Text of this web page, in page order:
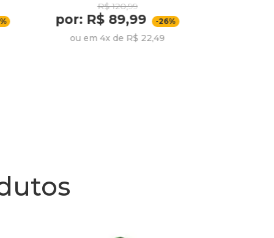
R$ 120,99
por: R$ 89,99 -26%
ou em 4x de R$ 22,49